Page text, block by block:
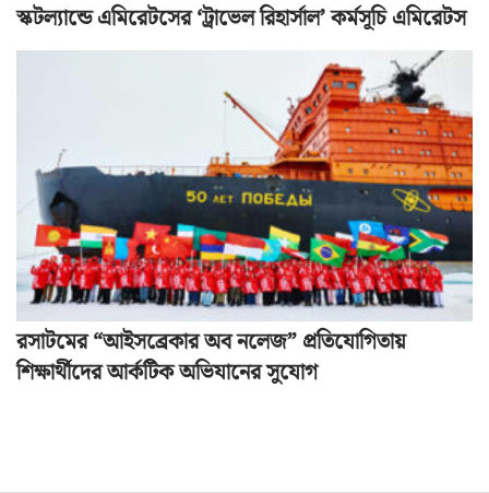
স্কটল্যান্ডে এমিরেটসের ‘ট্রাভেল রিহার্সাল’ কর্মসূচি এমিরেটস
রসাটমের “আইসব্রেকার অব নলেজ” প্রতিযোগিতায়
শিক্ষার্থীদের আর্কটিক অভিযানের সুযোগ